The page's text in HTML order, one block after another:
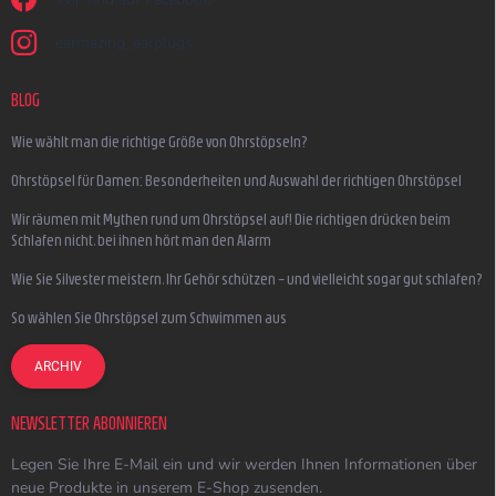
earmazing_earplugs
BLOG
Wie wählt man die richtige Größe von Ohrstöpseln?
Ohrstöpsel für Damen: Besonderheiten und Auswahl der richtigen Ohrstöpsel
Wir räumen mit Mythen rund um Ohrstöpsel auf! Die richtigen drücken beim
Schlafen nicht, bei ihnen hört man den Alarm
Wie Sie Silvester meistern, Ihr Gehör schützen – und vielleicht sogar gut schlafen?
So wählen Sie Ohrstöpsel zum Schwimmen aus
ARCHIV
NEWSLETTER ABONNIEREN
Legen Sie Ihre E-Mail ein und wir werden Ihnen Informationen über
neue Produkte in unserem E-Shop zusenden.